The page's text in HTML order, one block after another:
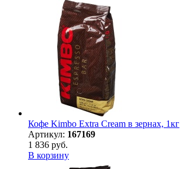
Кофе Kimbo Extra Creаm в зернах, 1кг
Артикул: 167169
1 836 руб.
В корзину